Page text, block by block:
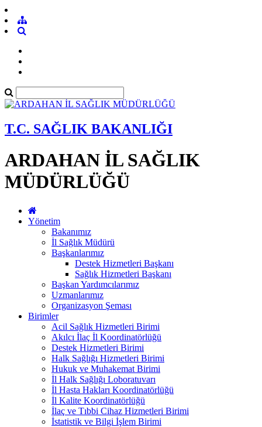
T.C. SAĞLIK BAKANLIĞI
ARDAHAN İL SAĞLIK
MÜDÜRLÜĞÜ
Yönetim
Bakanımız
İl Sağlık Müdürü
Başkanlarımız
Destek Hizmetleri Başkanı
Sağlık Hizmetleri Başkanı
Başkan Yardımcılarımız
Uzmanlarımız
Organizasyon Şeması
Birimler
Acil Sağlık Hizmetleri Birimi
Akılcı İlaç İl Koordinatörlüğü
Destek Hizmetleri Birimi
Halk Sağlığı Hizmetleri Birimi
Hukuk ve Muhakemat Birimi
İl Halk Sağlığı Loboratuvarı
İl Hasta Hakları Koordinatörlüğü
İl Kalite Koordinatörlüğü
İlaç ve Tıbbi Cihaz Hizmetleri Birimi
İstatistik ve Bilgi İşlem Birimi